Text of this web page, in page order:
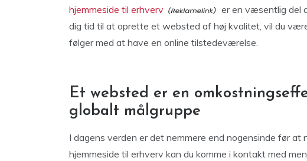
hjemmeside til erhverv
er en væsentlig del
dig tid til at oprette et websted af høj kvalitet, vil du
følger med at have en online tilstedeværelse.
Et websted er en
globalt målgruppe
I dagens verden er det nemmere end nogensinde før at
hjemmeside til erhverv kan du komme i kontakt med